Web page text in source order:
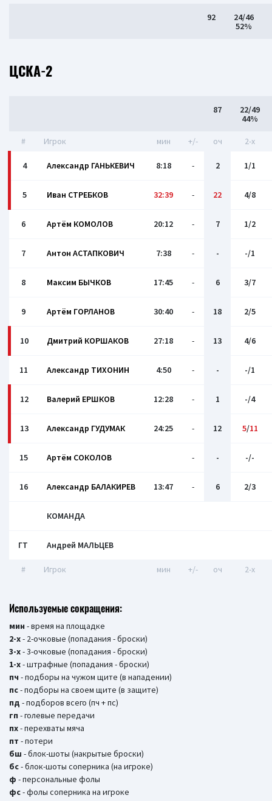
92
24/46
52%
ЦСКА-2
87
22/49
44%
# Игрок мин +/- оч 2-x
4 Александр ГАНЬКЕВИЧ 8:18 - 2 1/1
5 Иван СТРЕБКОВ 32:39 - 22 4/8
6 Артём КОМОЛОВ 20:12 - 7 1/2
7 Антон АСТАПКОВИЧ 7:38 - - -/1
8 Максим БЫЧКОВ 17:45 - 6 3/7
9 Артём ГОРЛАНОВ 30:40 - 18 2/5
10 Дмитрий КОРШАКОВ 27:18 - 13 4/6
11 Александр ТИХОНИН 4:50 - - -/1
12 Валерий ЕРШКОВ 12:28 - 1 -/4
13 Александр ГУДУМАК 24:25 - 12 5/11
15 Артём СОКОЛОВ - - -/-
16 Александр БАЛАКИРЕВ 13:47 - 6 2/3
КОМАНДА
ГТ Андрей МАЛЬЦЕВ
# Игрок мин +/- оч 2-x
Используемые сокращения:
мин - время на площадке
2-х- 2-очковые (попадания - броски)
3-х- 3-очковые (попадания - броски)
1-х- штрафные (попадания - броски)
пч - подборы на чужом щите (в нападении)
пс- подборы на своем щите (в защите)
пд - подборов всего (пч + пс)
гп - голевые передачи
пх- перехваты мяча
пт - потери
бш - блок-шоты (накрытые броски)
бc- блок-шоты соперника (на игроке)
ф - персональные фолы
фс- фолы соперника на игроке